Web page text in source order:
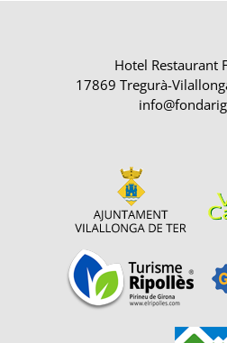
Hotel Restaurant
17869 Tregurà-